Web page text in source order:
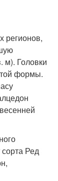
регионов,
м). Головки
формы.
Ред